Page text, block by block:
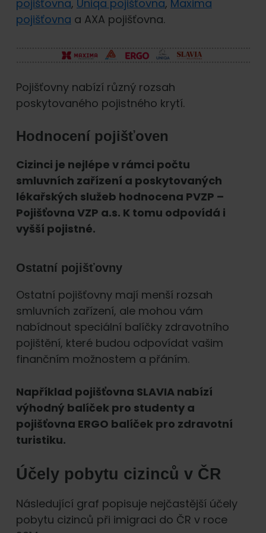
pojišťovna, Uniqa pojišťovna, Maxima
pojišťovna a AXA pojišťovna.
Pojišťovny nabízí různý rozsah
poskytovaného pojistného krytí.
Hodnocení pojišťoven
Cizinci je nejlépe v rámci počtu
smluvních zařízení a poskytovaných
lékařských služeb hodnocena PVZP –
Pojišťovna VZP a.s. K tomu odpovídá i
vyšší pojistné.
Ostatní pojišťovny
Ostatní pojišťovny mají menší rozsah
smluvních zařízení, ale mohou vám
nabídnout speciální balíčky zdravotního
pojištění, které budou odpovídat vašim
finančním možnostem a přáním.
Například pojišťovna SLAVIA nabízí
výhodný balíček pro studenty a
pojišťovna ERGO balíček pro zdravotní
turistiku.
Účely pobytu cizinců v ČR
Následující graf popisuje nejčastější účely
pobytu cizinců při imigraci do ČR v roce